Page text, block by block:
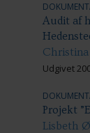
Audit af
Christina
Udgivet
Projekt
Lisbeth